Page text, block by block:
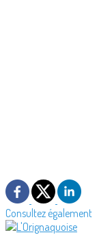
Consultez également